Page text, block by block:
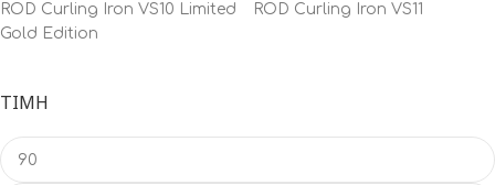
ΤΙΜΉ
ROD Curling Iron VS10 Limited
Gold Edition
ROD Curling Iron VS11